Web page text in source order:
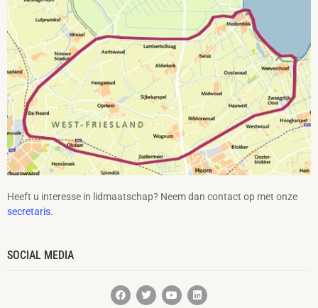
Heeft u interesse in lidmaatschap? Neem dan contact op met onze
secretaris.
SOCIAL MEDIA